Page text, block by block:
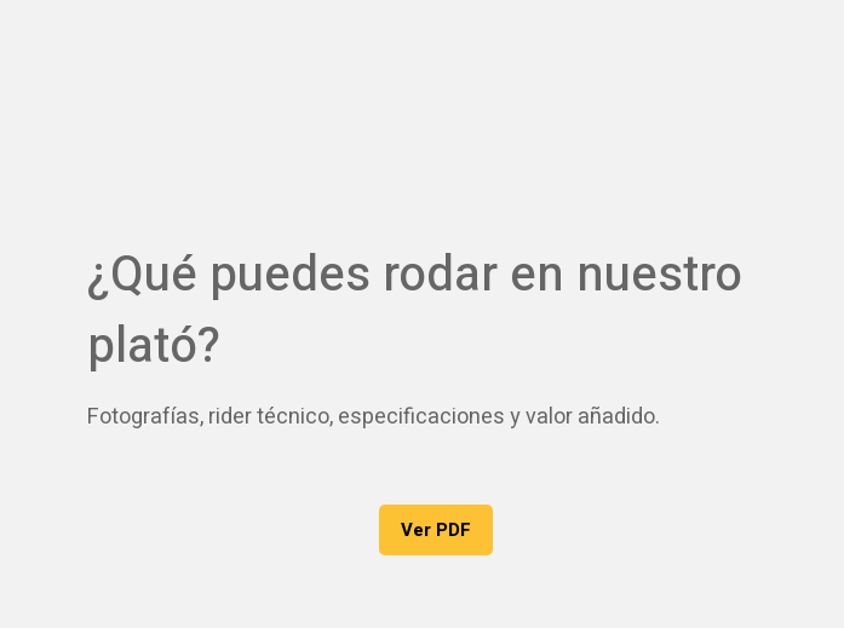
¿Qué puedes rodar en nuestro
plató?
Fotografías, rider técnico, especificaciones y valor añadido.
Ver PDF